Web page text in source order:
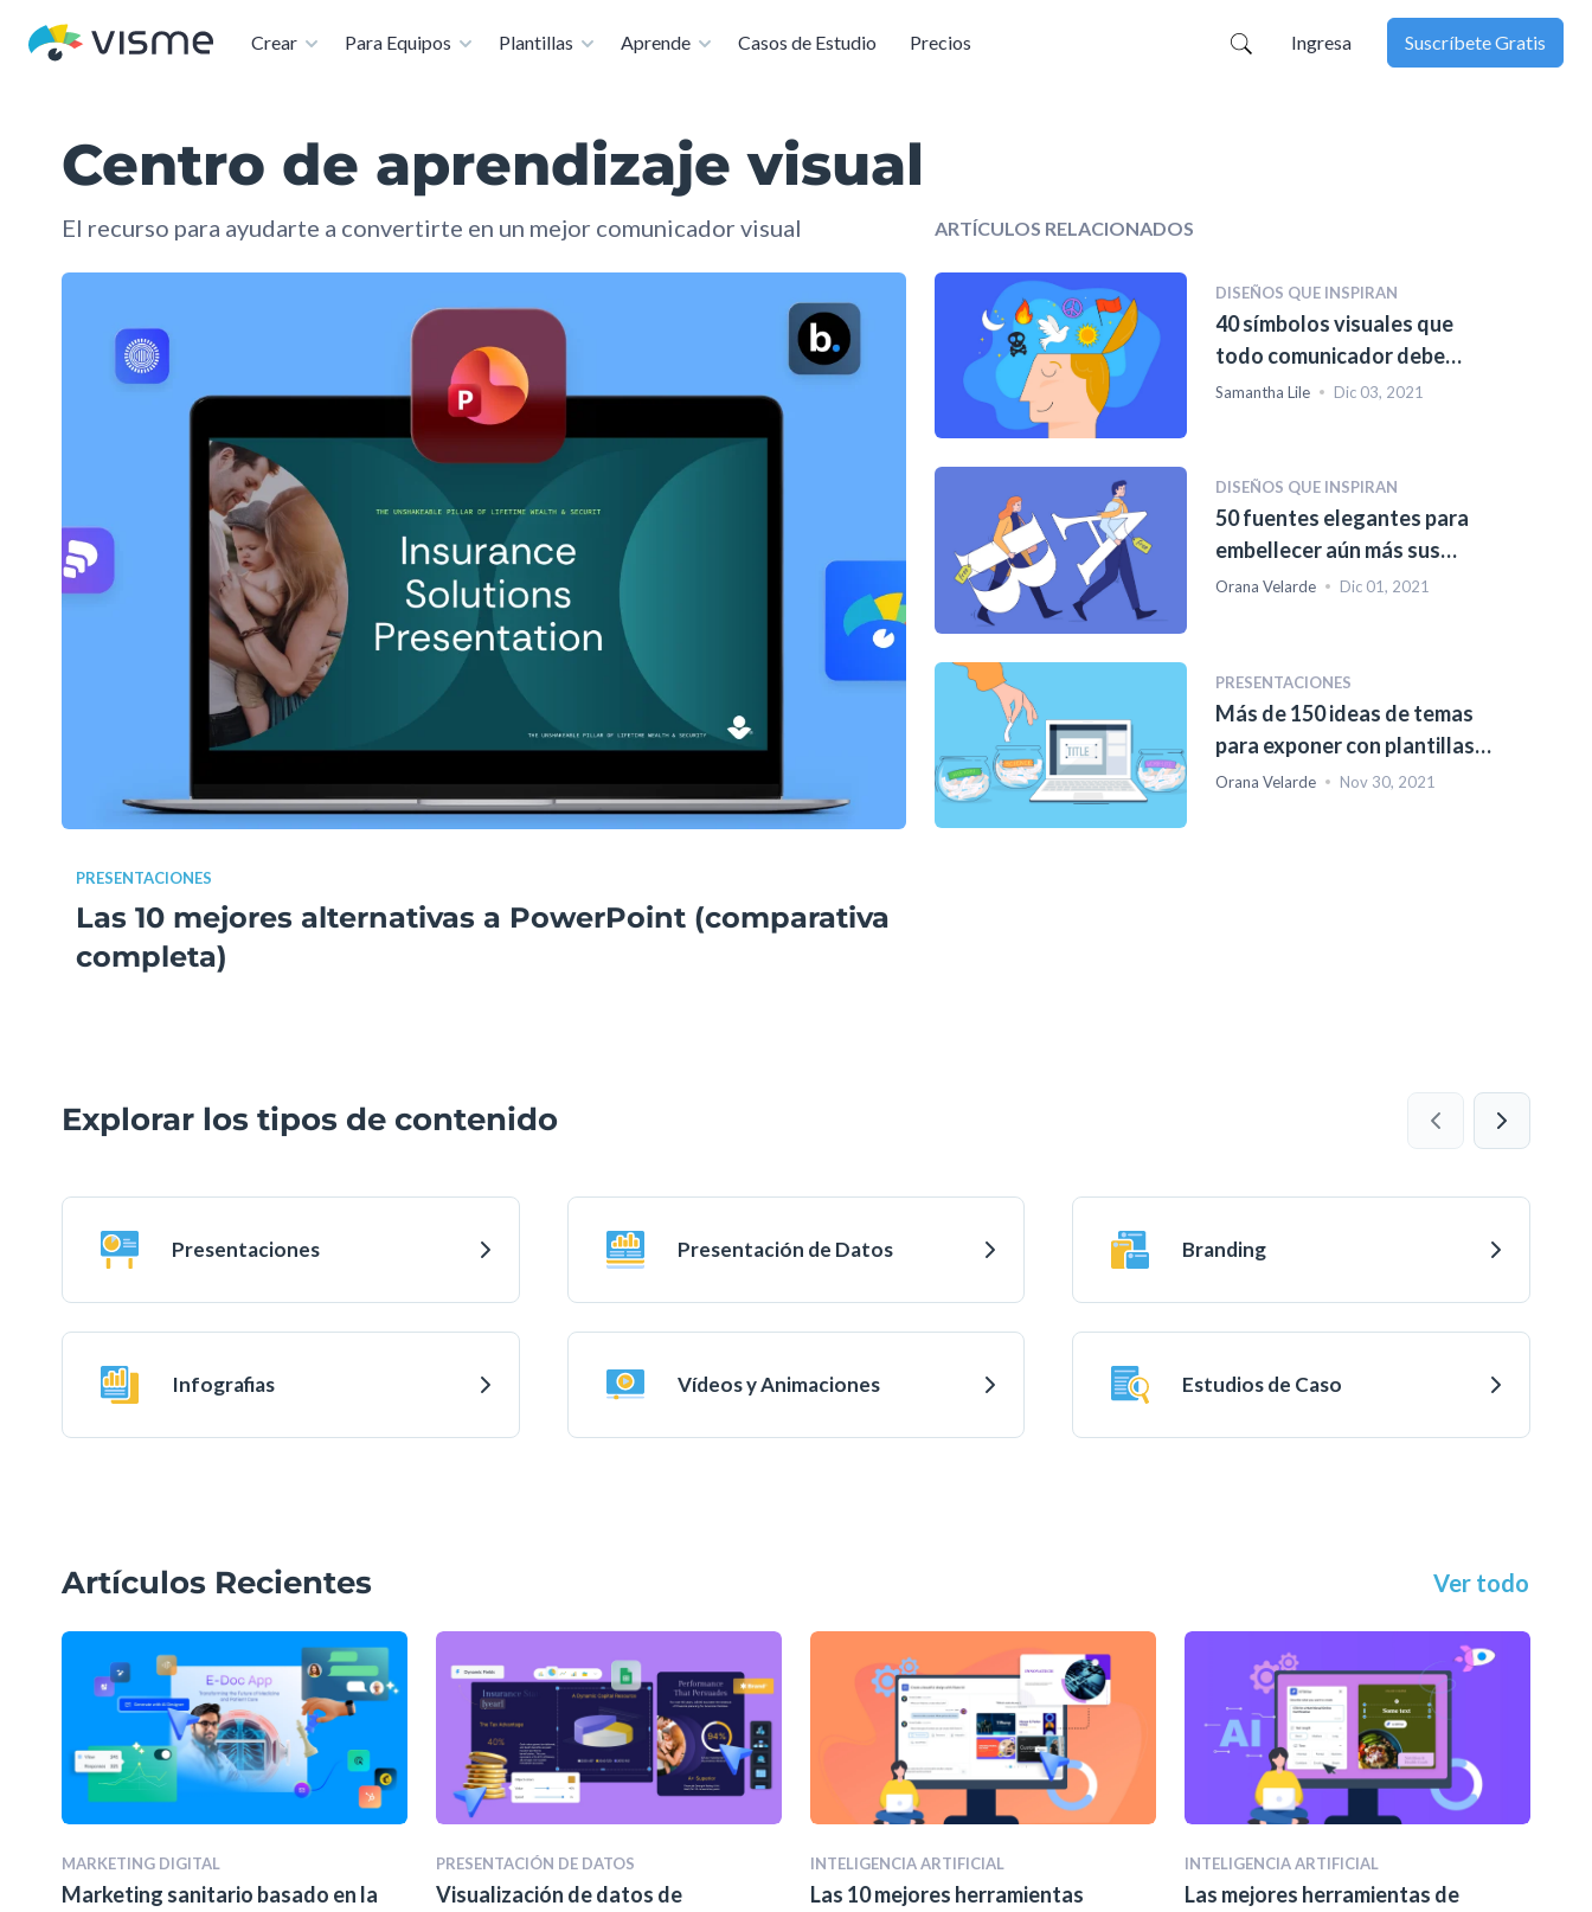
Crear Para Equipos Plantillas Aprende Casos de Estudio Precios Ingresa Suscríbete Gratis
Centro de aprendizaje visual
El recurso para ayudarte a convertirte en un mejor comunicador visual
PRESENTACIONES
Las 10 mejores alternativas a PowerPoint (comparativa
completa)
ARTÍCULOS RELACIONADOS
DISEÑOS QUE INSPIRAN
40 símbolos visuales que
todo comunicador debe
conocer
Samantha Lile Dic 03, 2021
DISEÑOS QUE INSPIRAN
50 fuentes elegantes para
embellecer aún más sus
diseños
Orana Velarde Dic 01, 2021
PRESENTACIONES
Más de 150 ideas de temas
para exponer con plantillas
(para estudiantes)
Orana Velarde Nov 30, 2021
Explorar los tipos de contenido
Presentaciones
Infografias
Presentación de Datos
Vídeos y Animaciones
Branding
Estudios de Caso
Artículos Recientes Ver todo
MARKETING DIGITAL
Marketing sanitario basado en la
PRESENTACIÓN DE DATOS
Visualización de datos de
INTELIGENCIA ARTIFICIAL
Las 10 mejores herramientas
INTELIGENCIA ARTIFICIAL
Las mejores herramientas de